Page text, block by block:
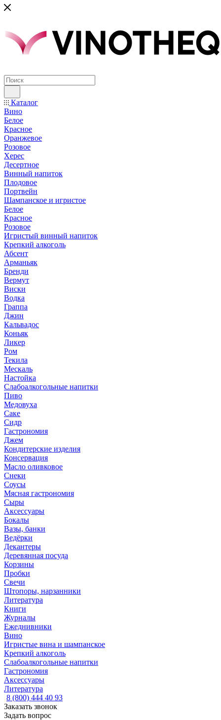
Каталог
Вино
Белое
Красное
Оранжевое
Розовое
Херес
Десертное
Винный напиток
Плодовое
Портвейн
Шампанское и игристое
Белое
Красное
Розовое
Игристый винный напиток
Крепкий алкоголь
Абсент
Арманьяк
Бренди
Вермут
Виски
Водка
Граппа
Джин
Кальвадос
Коньяк
Ликер
Ром
Текила
Мескаль
Настойка
Слабоалкогольные напитки
Пиво
Медовуха
Саке
Сидр
Гастрономия
Джем
Кондитерские изделия
Консервация
Масло оливковое
Снеки
Соусы
Мясная гастрономия
Сыры
Аксессуары
Бокалы
Вазы, банки
Ведёрки
Декантеры
Деревянная посуда
Корзины
Пробки
Свечи
Штопоры, нарзанники
Литература
Книги
Журналы
Ежеднивники
Вино
Игристые вина и шампанское
Крепкий алкоголь
Слабоалкогольные напитки
Гастрономия
Аксессуары
Литература
8 (800) 444 40 93
Заказать звонок
Задать вопрос